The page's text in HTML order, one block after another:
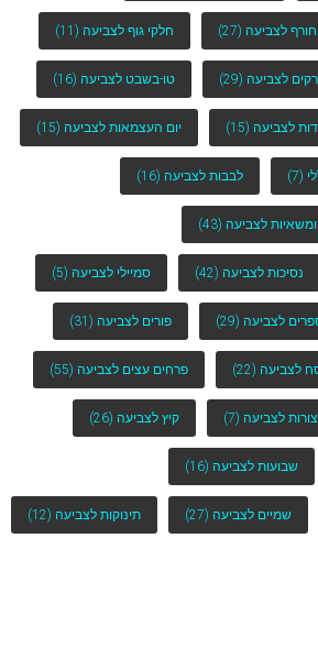
חורף לצביעה (27) חלקי גוף לצביעה (11)
לצביעה (29) טו-בשבט לצביעה (16)
לצביעה (15) יום העצמאות לצביעה (15)
(7) לבבות לצביעה (16)
ומשאיות לצביעה (43)
נסיכות לצביעה (42) סמיילי לצביעה (5)
לצביעה (29) פורים לצביעה (31)
לצביעה (22) פרחים עצים לצביעה (55)
צורות לצביעה (7) קיץ לצביעה (26)
שבועות לצביעה (16)
שמיים לצביעה (27) תינוקות לצביעה (12)